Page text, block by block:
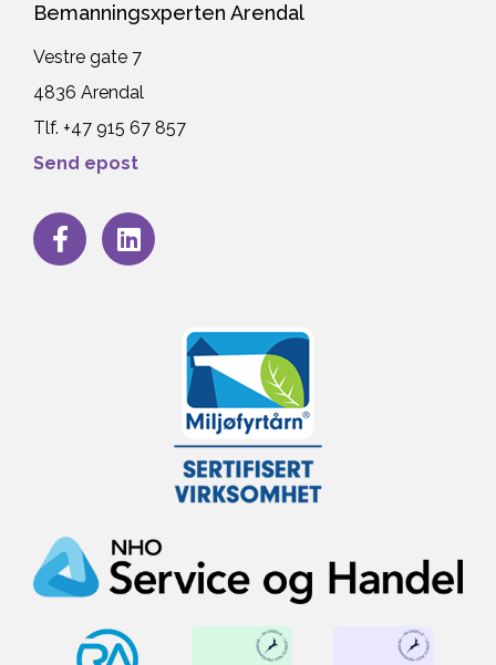
Bemanningsxperten Arendal
Vestre gate 7
4836 Arendal
Tlf. +47 915 67 857
Send epost